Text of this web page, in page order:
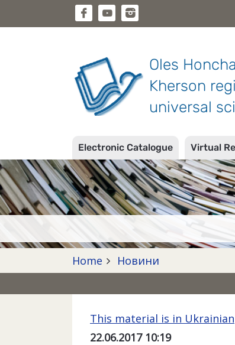
Oles
Kherson
universal
Electronic Catalogue Virtual
Home Новини
This material is in Ukrainian
22.06.2017 10:19